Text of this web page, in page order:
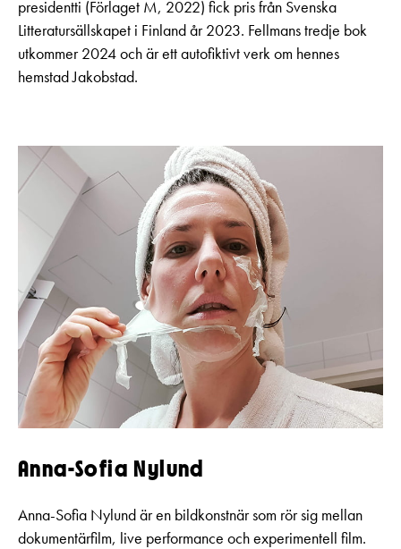
presidentti (Förlaget M, 2022) fick pris från Svenska
Litteratursällskapet i Finland år 2023. Fellmans tredje bok
utkommer 2024 och är ett autofiktivt verk om hennes
hemstad Jakobstad.
Anna-Sofia Nylund
Anna-Sofia Nylund är en bildkonstnär som rör sig mellan
dokumentärfilm, live performance och experimentell film.